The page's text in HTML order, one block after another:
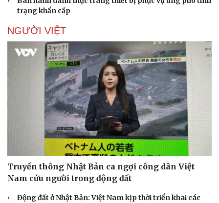
Sân khấu - Điện ảnh
Di sản
Giải trí
Nghệ sĩ
Thời trang
Sao Việt
trạng khẩn cấp
NGƯỜI VIỆT
Truyền thông Nhật Bản ca ngợi công dân Việt
Nam cứu người trong động đất
Động đất ở Nhật Bản: Việt Nam kịp thời triển khai các